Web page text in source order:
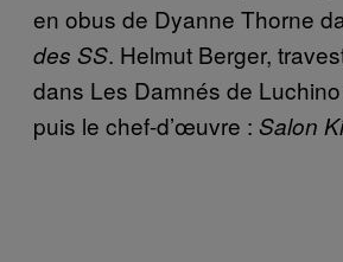
en obus de Dyanne Thorne
des SS. Helmut Berger,
dans Les Damnés de
puis le chef-d’œuvre : Salon